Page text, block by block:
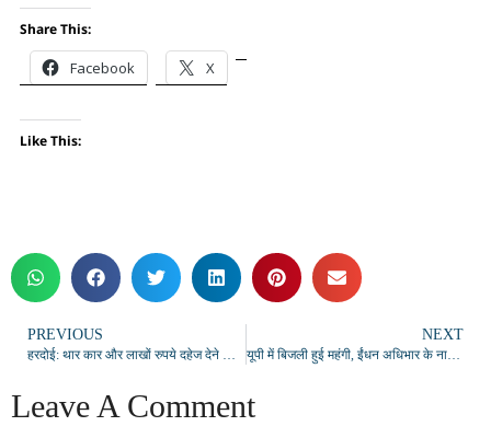
Share This:
Facebook X
Like This:
PREVIOUS
हरदोई: थार कार और लाखों रुपये दहेज देने के बाद भी नहीं थमी प्रताड़ना, नवविवाहिता की संदिग्ध मौत
NEXT
यूपी में बिजली हुई महंगी, ईंधन अधिभार के नाम पर 10% बढ़ेगा बिजली बिल
Leave A Comment